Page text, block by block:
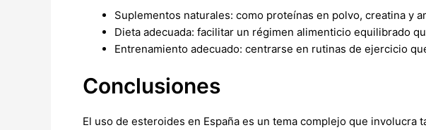
Suplementos naturales: como proteínas en polvo, creatina y
Dieta adecuada: facilitar un régimen alimenticio equilibrado
Entrenamiento adecuado: centrarse en rutinas de ejercicio
Conclusiones
El uso de esteroides en España es un tema complejo que